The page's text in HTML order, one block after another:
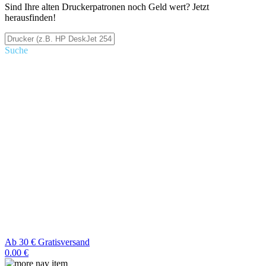
Sind Ihre alten Druckerpatronen noch Geld wert? Jetzt
herausfinden!
Suche
Ab 30 € Gratisversand
0.00 €